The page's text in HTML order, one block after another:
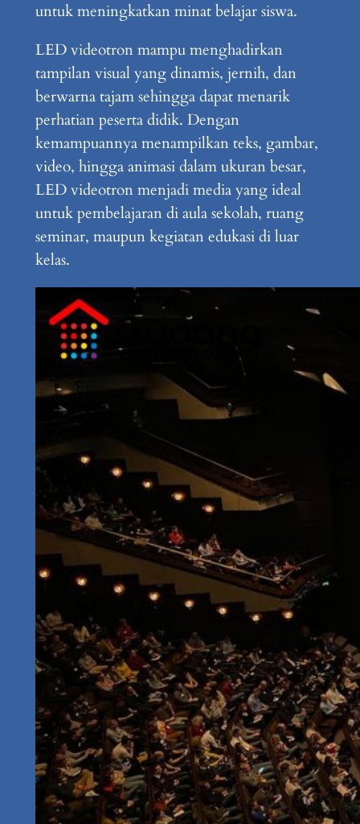
untuk meningkatkan minat belajar siswa.
LED videotron mampu menghadirkan
tampilan visual yang dinamis, jernih, dan
berwarna tajam sehingga dapat menarik
perhatian peserta didik. Dengan
kemampuannya menampilkan teks, gambar,
video, hingga animasi dalam ukuran besar,
LED videotron menjadi media yang ideal
untuk pembelajaran di aula sekolah, ruang
seminar, maupun kegiatan edukasi di luar
kelas.